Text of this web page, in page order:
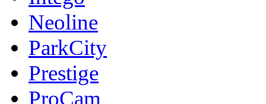
Neoline
ParkCity
Prestige
ProCam